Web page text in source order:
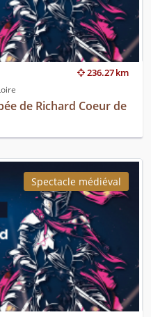
236.27 km
de Richard Coeur de
Spectacle médiéval